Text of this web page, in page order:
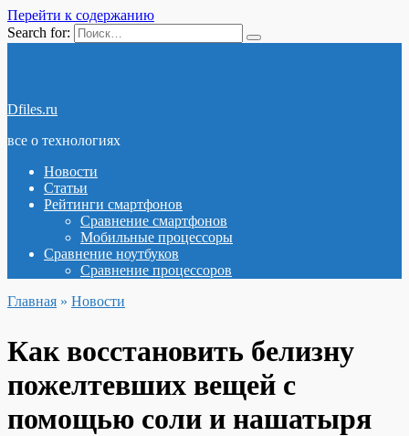
Перейти к содержанию
Search for:
Dfiles.ru
все о технологиях
Новости
Статьи
Рейтинги смартфонов
Сравнение смартфонов
Мобильные процессоры
Сравнение ноутбуков
Сравнение процессоров
Главная » Новости
Как восстановить белизну
пожелтевших вещей с
помощью соли и нашатыря